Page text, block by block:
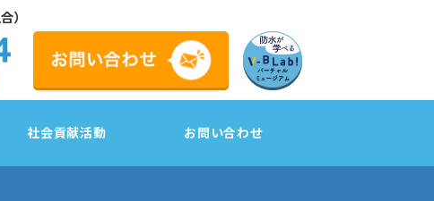
）
社会貢献活動 お問い合わせ